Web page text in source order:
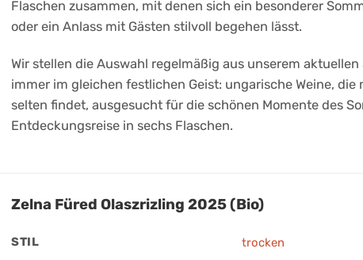
Flaschen zusammen, mit denen sich ein besonderer
oder ein Anlass mit Gästen stilvoll begehen lässt.
Wir stellen die Auswahl regelmäßig aus unserem
immer im gleichen festlichen Geist: ungarische Weine, die
selten findet, ausgesucht für die schönen Momente des
Entdeckungsreise in sechs Flaschen.
Zelna Füred Olaszrizling 2025 (Bio)
STIL trocken